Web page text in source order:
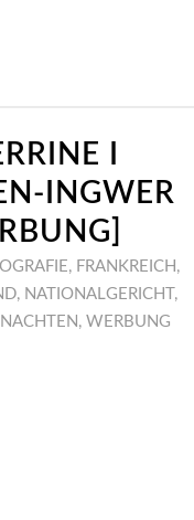
I
INGWER
, FRANKREICH ,
, NATIONALGERICHT ,
, WERBUNG